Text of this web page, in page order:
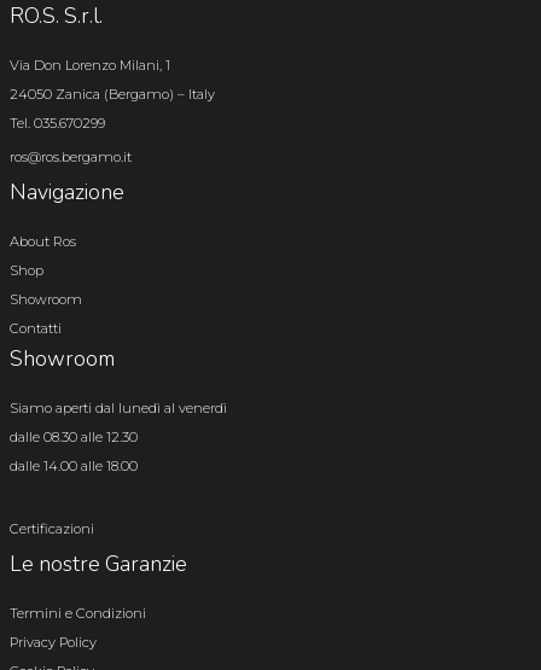
RO.S. S.r.l.
Via Don Lorenzo Milani, 1
24050 Zanica (Bergamo) – Italy
Tel. 035.670299
ros@ros.bergamo.it
Navigazione
About Ros
Shop
Showroom
Contatti
Showroom
Siamo aperti dal lunedì al venerdì
dalle 08.30 alle 12.30
dalle 14.00 alle 18.00
Certificazioni
Le nostre Garanzie
Termini e Condizioni
Privacy Policy